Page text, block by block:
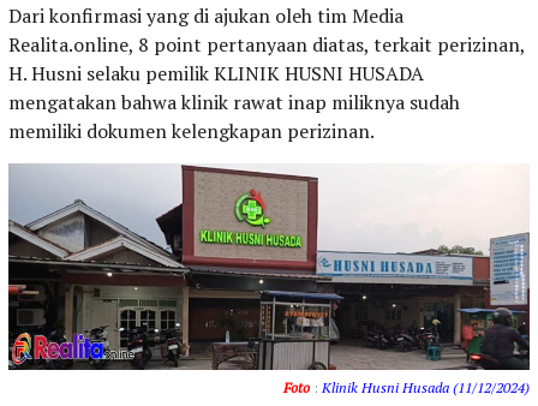
Dari konfirmasi yang di ajukan oleh tim Media
Realita.online, 8 point pertanyaan diatas, terkait perizinan,
H. Husni selaku pemilik KLINIK HUSNI HUSADA
mengatakan bahwa klinik rawat inap miliknya sudah
memiliki dokumen kelengkapan perizinan.
Foto : Klinik Husni Husada (11/12/2024)